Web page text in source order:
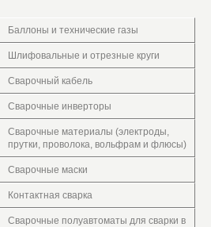
Баллоны и технические газы
Шлифовальные и отрезные круги
Сварочный кабель
Сварочные инверторы
Сварочные материалы (электроды,
прутки, проволока, вольфрам и флюсы)
Сварочные маски
Контактная сварка
Сварочные полуавтоматы для сварки в